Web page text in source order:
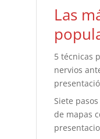
Las
5 técnicas
nervios
Siete
de mapas